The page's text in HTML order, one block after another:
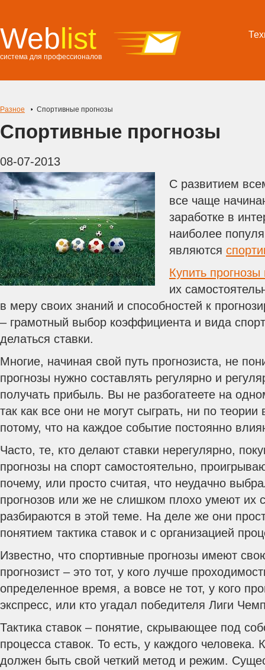
Weblist
система для профессионалов
Разное Спортивные прогнозы
Спортивные прогнозы
08-07-2013
С развитием
все чаще
заработке в
наиболее
являются
Купить прогнозы
их
в меру своих знаний и способностей к
– грамотный выбор коэффициента и вида
делаться ставки.
Многие, начиная свой путь прогнозиста, не
прогнозы нужно составлять регулярно и
получать прибыль. Вы не разбогатеете на
так как все они не могут сыграть, ни по теории
потому, что на каждое событие постоянно
Часто, те, кто делают ставки нерегулярно,
прогнозы на спорт самостоятельно,
почему, или просто считая, что неудачно
прогнозов или же не слишком плохо умеют их
разбираются в этой теме. На деле же они
понятием тактика ставок и с организацией
Известно, что спортивные прогнозы имеют
прогнозист – это тот, у кого лучше
определенное время, а вовсе не тот, у кого
экспресс, или кто угадал победителя Лиги
Тактика ставок – понятие, скрывающее под
процесса ставок. То есть, у каждого человека.
должен быть свой четкий метод и режим.